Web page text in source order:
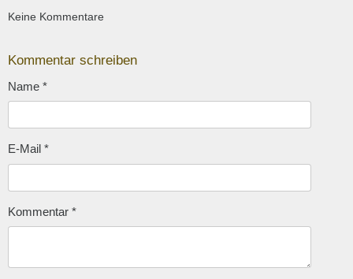
Keine Kommentare
Kommentar schreiben
Name *
E-Mail *
Kommentar *